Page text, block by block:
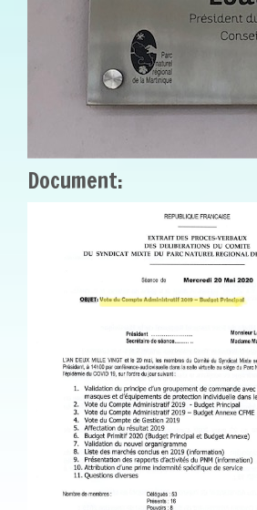
Document:
PARC_NATUREL_-
PAGE-001.JPG